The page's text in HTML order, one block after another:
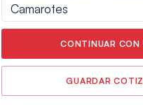
Camarotes
CONTINUAR CON
GUARDAR